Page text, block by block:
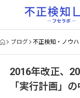
ブログ 不正検知・ノウ
2016年改正、
「実行計画」